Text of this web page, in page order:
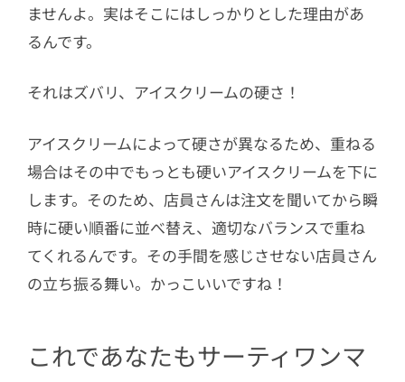
ませんよ。実はそこにはしっかりとした理由があ
るんです。
それはズバリ、アイスクリームの硬さ！
アイスクリームによって硬さが異なるため、重ねる
場合はその中でもっとも硬いアイスクリームを下に
します。そのため、店員さんは注文を聞いてから瞬
時に硬い順番に並べ替え、適切なバランスで重ね
てくれるんです。その手間を感じさせない店員さん
の立ち振る舞い。かっこいいですね！
これであなたもサーティワンマ